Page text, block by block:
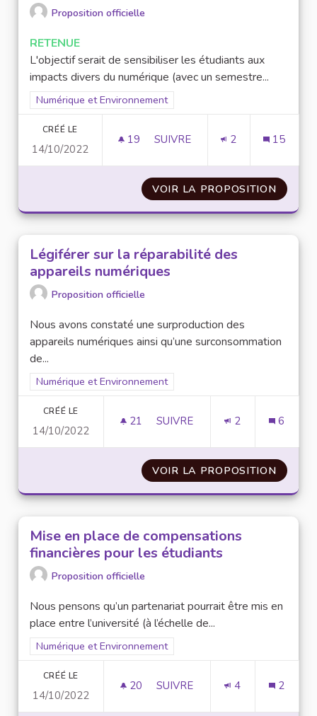
Proposition officielle
RETENUE
L'objectif serait de sensibiliser les étudiants aux
impacts divers du numérique (avec un semestre...
Filtrer les résultats pour le secteur : Numérique et
Numérique et Environnement
CRÉÉ LE
14/10/2022
19 19 ABONNÉS
SUIVRE 2 15
VOIR LA PROPOSITION
Légiférer sur la réparabilité des
appareils numériques
Proposition officielle
Nous avons constaté une surproduction des
appareils numériques ainsi qu’une surconsommation
de...
Filtrer les résultats pour le secteur : Numérique et
Numérique et Environnement
CRÉÉ LE
14/10/2022
21 21 ABONNÉS
SUIVRE 2 6
VOIR LA PROPOSITION
Mise en place de compensations
financières pour les étudiants
Proposition officielle
Nous pensons qu’un partenariat pourrait être mis en
place entre l’université (à l’échelle de...
Filtrer les résultats pour le secteur : Numérique et
Numérique et Environnement
CRÉÉ LE
14/10/2022
20 20 ABONNÉS
SUIVRE 4 2